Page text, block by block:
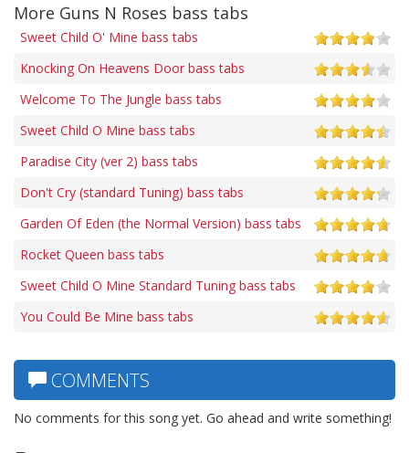
More Guns N Roses bass tabs
Sweet Child O' Mine bass tabs
Knocking On Heavens Door bass tabs
Welcome To The Jungle bass tabs
Sweet Child O Mine bass tabs
Paradise City (ver 2) bass tabs
Don't Cry (standard Tuning) bass tabs
Garden Of Eden (the Normal Version) bass tabs
Rocket Queen bass tabs
Sweet Child O Mine Standard Tuning bass tabs
You Could Be Mine bass tabs
COMMENTS
No comments for this song yet. Go ahead and write something!